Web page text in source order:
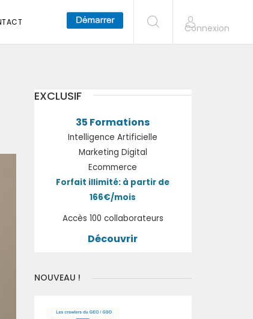
Connexion
EXCLUSIF
35 Formations
Intelligence Artificielle
Marketing Digital
Ecommerce
Forfait illimité: à partir de
166€/mois
Accès 100 collaborateurs
Découvrir
NOUVEAU !